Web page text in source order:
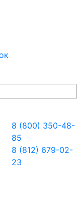
8 (800) 350-48-
85
8 (812) 679-02-
23